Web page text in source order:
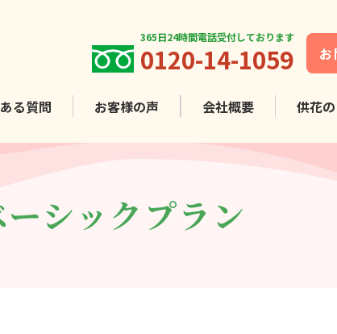
365日24時間電話受付しております
0120-14-1059
る質問 お客様の声 会社概要 供花の
ーシックプラン